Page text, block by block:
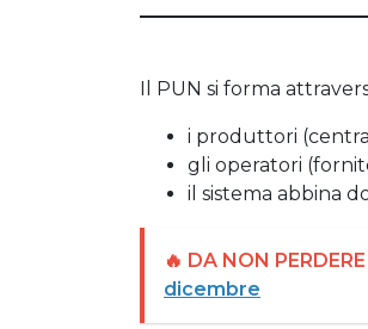
Il PUN si forma
i produttori
gli operatori
il sistema abbina
🔥 DA NON
dicembre